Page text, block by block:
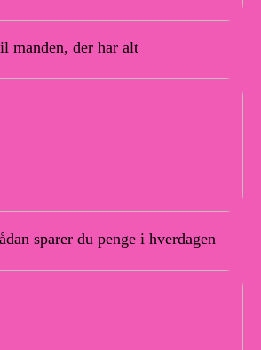
manden, der har alt
sparer du penge i hverdagen